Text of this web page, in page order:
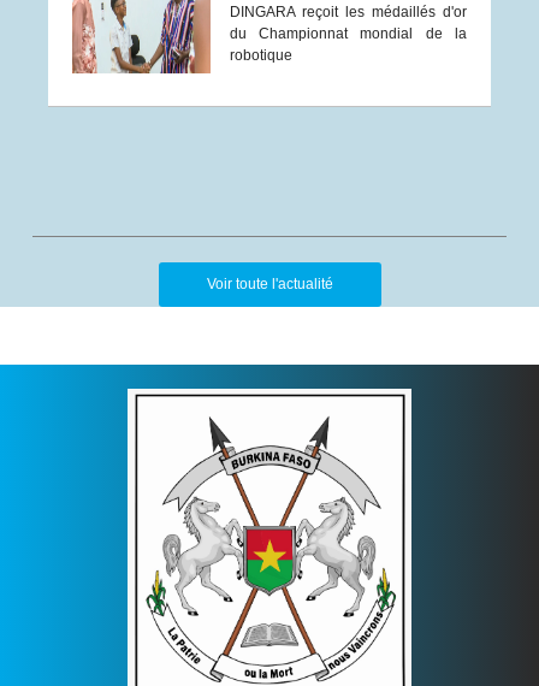
DINGARA reçoit les médaillés d'or
du Championnat mondial de la
robotique
Voir toute l'actualité